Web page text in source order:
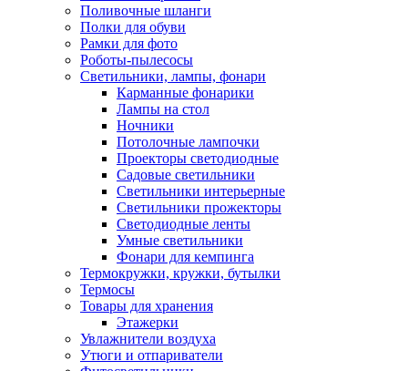
Поливочные шланги
Полки для обуви
Рамки для фото
Роботы-пылесосы
Светильники, лампы, фонари
Карманные фонарики
Лампы на стол
Ночники
Потолочные лампочки
Проекторы светодиодные
Садовые светильники
Светильники интерьерные
Светильники прожекторы
Светодиодные ленты
Умные светильники
Фонари для кемпинга
Термокружки, кружки, бутылки
Термосы
Товары для хранения
Этажерки
Увлажнители воздуха
Утюги и отпариватели